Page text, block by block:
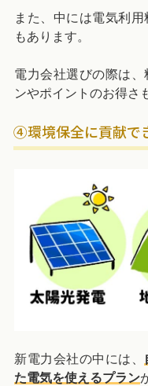
また、中には電気利
もあります。
電力会社選びの際は
ンやポイントのお得さ
④環境保全に貢献で
新電力会社の中には、
た電気を使えるプラン